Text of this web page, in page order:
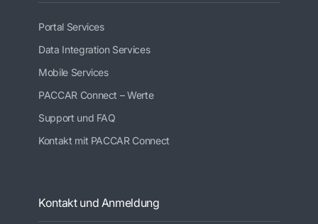
Portal Services
Data Integration Services
Mobile Services
PACCAR Connect – Werte
Support und FAQ
Kontakt mit PACCAR Connect
Kontakt und Anmeldung